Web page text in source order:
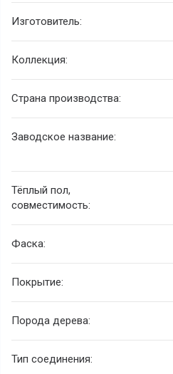
Изготовитель:
Коллекция:
Страна производства:
Заводское название:
Тёплый пол,
совместимость:
Фаска:
Покрытие:
Порода дерева:
Тип соединения: